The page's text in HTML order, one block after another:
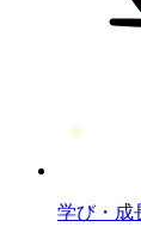
学び・成